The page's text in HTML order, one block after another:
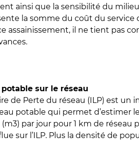
ainsi que la sensibilité du
la somme du coût du service
assainissement, il ne tient pas
sur le réseau
de Perte du réseau (ILP) est un
potable qui permet d’estimer
par jour pour 1 km de réseau
sur l’ILP. Plus la densité de